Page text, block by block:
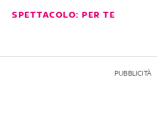
SPETTACOLO: PER TE
PUBBLICITÀ